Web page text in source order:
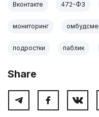
Вконтакте 472-ФЗ
мониторинг
подростки паблик
Share